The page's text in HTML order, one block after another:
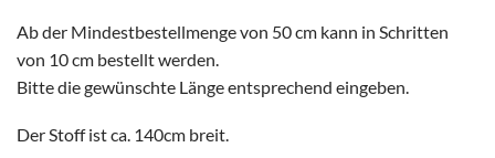
Ab der Mindestbestellmenge von 50 cm kann in Schritten
von 10 cm bestellt werden.
Bitte die gewünschte Länge entsprechend eingeben.
Der Stoff ist ca. 140cm breit.